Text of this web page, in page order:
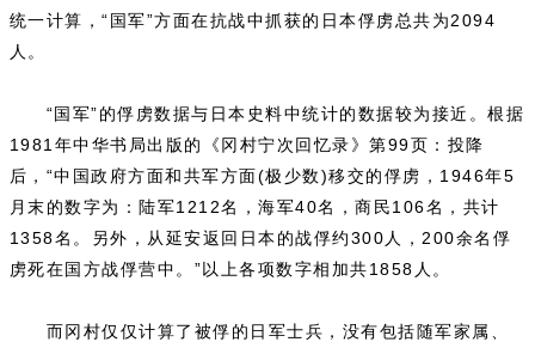
统一计算，“国军”方面在抗战中抓获的日本俘虏总共为2094
人。
“国军”的俘虏数据与日本史料中统计的数据较为接近。根据
1981年中华书局出版的《冈村宁次回忆录》第99页：投降
后，“中国政府方面和共军方面(极少数)移交的俘虏，1946年5
月末的数字为：陆军1212名，海军40名，商民106名，共计
1358名。另外，从延安返回日本的战俘约300人，200余名俘
虏死在国方战俘营中。”以上各项数字相加共1858人。
而冈村仅仅计算了被俘的日军士兵，没有包括随军家属、